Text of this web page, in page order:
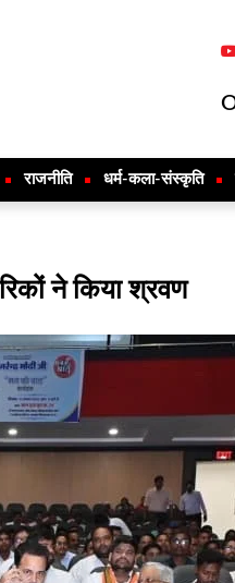
राजनीति धर्म-कला-संस्कृति
ने किया श्रवण